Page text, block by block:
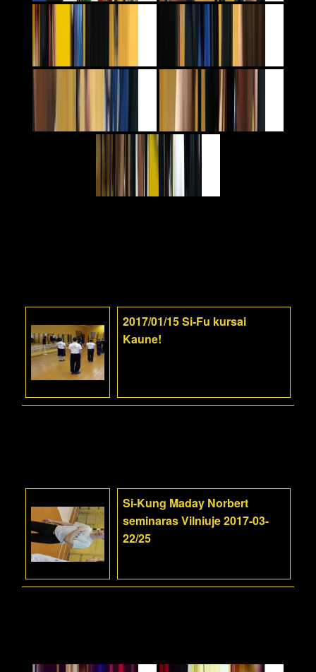
2017/01/15 Si-Fu kursai
Kaune!
Si-Kung Maday Norbert
seminaras Vilniuje 2017-03-
22/25